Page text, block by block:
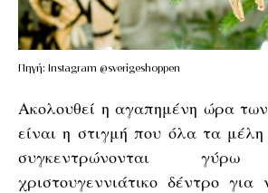
Πηγή: Instagram @sverigeshoppen
Ακολουθεί η αγαπημένη ώρα
είναι η στιγμή που όλα τα μέλη
συγκεντρώνονται
χριστουγεννιάτικο δέντρο